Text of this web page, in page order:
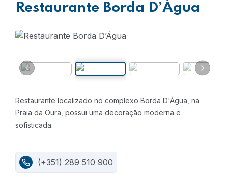
Restaurante Borda D’Água
Restaurante localizado no complexo Borda D'Água, na
Praia da Oura, possui uma decoração moderna e
sofisticada.
(+351) 289 510 900